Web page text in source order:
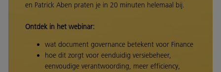
en Patrick Aben praten je in 20 minuten helemaal bij.
Ontdek in het webinar:
wat document governance betekent voor Finance
hoe dit zorgt voor eenduidig versiebeheer,
eenvoudige verantwoording, meer efficiency,